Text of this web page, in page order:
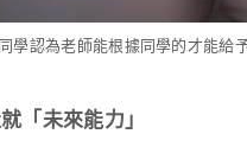
學認為老師能根據同學的才能給
「未來能力」